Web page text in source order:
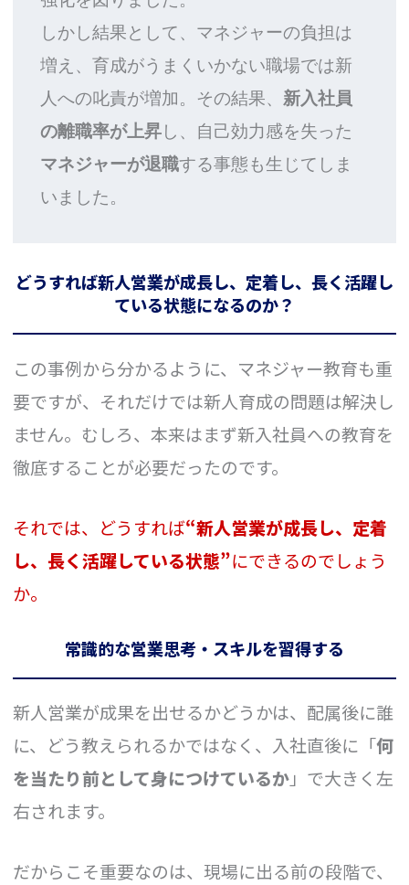
しかし結果として、マネジャーの負担は
増え、育成がうまくいかない職場では新
人への叱責が増加。その結果、新入社員
の離職率が上昇し、自己効力感を失った
マネジャーが退職する事態も生じてしま
いました。
どうすれば新人営業が成長し、定着し、長く活躍し
ている状態になるのか？
この事例から分かるように、マネジャー教育も重
要ですが、それだけでは新人育成の問題は解決し
ません。むしろ、本来はまず新入社員への教育を
徹底することが必要だったのです。
それでは、どうすれば“新人営業が成長し、定着
し、長く活躍している状態”にできるのでしょう
か。
常識的な営業思考・スキルを習得する
新人営業が成果を出せるかどうかは、配属後に誰
に、どう教えられるかではなく、入社直後に「何
を当たり前として身につけているか」で大きく左
右されます。
だからこそ重要なのは、現場に出る前の段階で、